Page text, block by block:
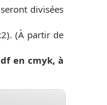
divisées
(À partir de
en cmyk, à